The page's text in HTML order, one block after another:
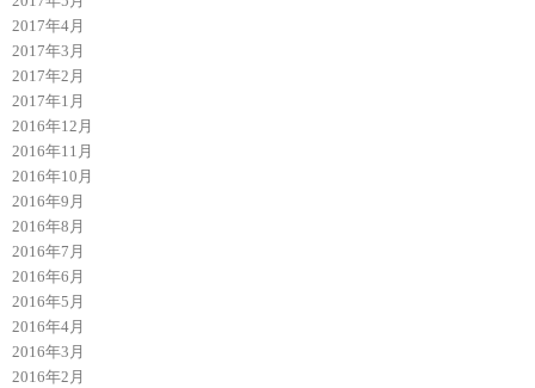
2017年4月
2017年3月
2017年2月
2017年1月
2016年12月
2016年11月
2016年10月
2016年9月
2016年8月
2016年7月
2016年6月
2016年5月
2016年4月
2016年3月
2016年2月